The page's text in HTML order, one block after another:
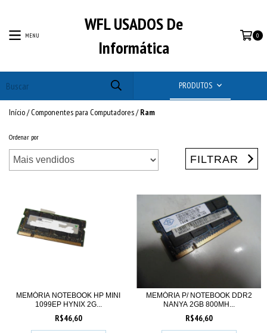
MENU
WFL USADOS De
Informática
0
PRODUTOS
Início/ Componentes para Computadores/ Ram
Ordenar por
FILTRAR
MEMÓRIA NOTEBOOK HP MINI
1099EP HYNIX 2G...
R$46,60
MEMÓRIA P/ NOTEBOOK DDR2
NANYA 2GB 800MH...
R$46,60